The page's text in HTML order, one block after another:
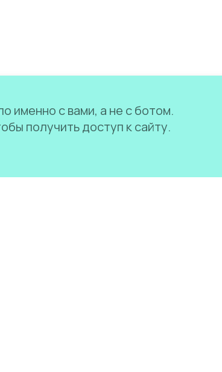
именно с вами, а не с ботом.
получить доступ к сайту.